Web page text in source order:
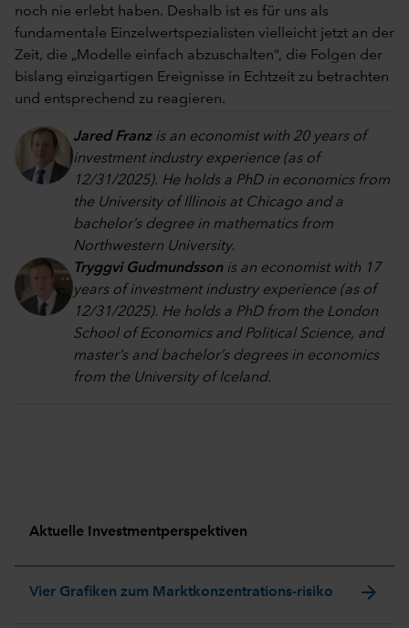
noch nie erlebt haben. Deshalb ist es für uns als
fundamentale Einzelwertspezialisten vielleicht jetzt an der
Zeit, die „Modelle einfach abzuschalten“, die Folgen der
bislang einzigartigen Ereignisse in Echtzeit zu betrachten
und entsprechend zu reagieren.
Jared Franzis an economist with 20 years of
investment industry experience (as of
12/31/2025). He holds a PhD in economics from
the University of Illinois at Chicago and a
bachelor’s degree in mathematics from
Northwestern University.
Tryggvi Gudmundssonis an economist with 17
years of investment industry experience (as of
12/31/2025). He holds a PhD from the London
School of Economics and Political Science, and
master’s and bachelor’s degrees in economics
from the University of Iceland.
Aktuelle Investmentperspektiven
Vier Grafiken zum Marktkonzentrations-risiko arrow_forward